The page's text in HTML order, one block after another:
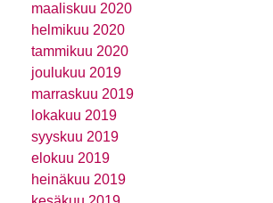
maaliskuu 2020
helmikuu 2020
tammikuu 2020
joulukuu 2019
marraskuu 2019
lokakuu 2019
syyskuu 2019
elokuu 2019
heinäkuu 2019